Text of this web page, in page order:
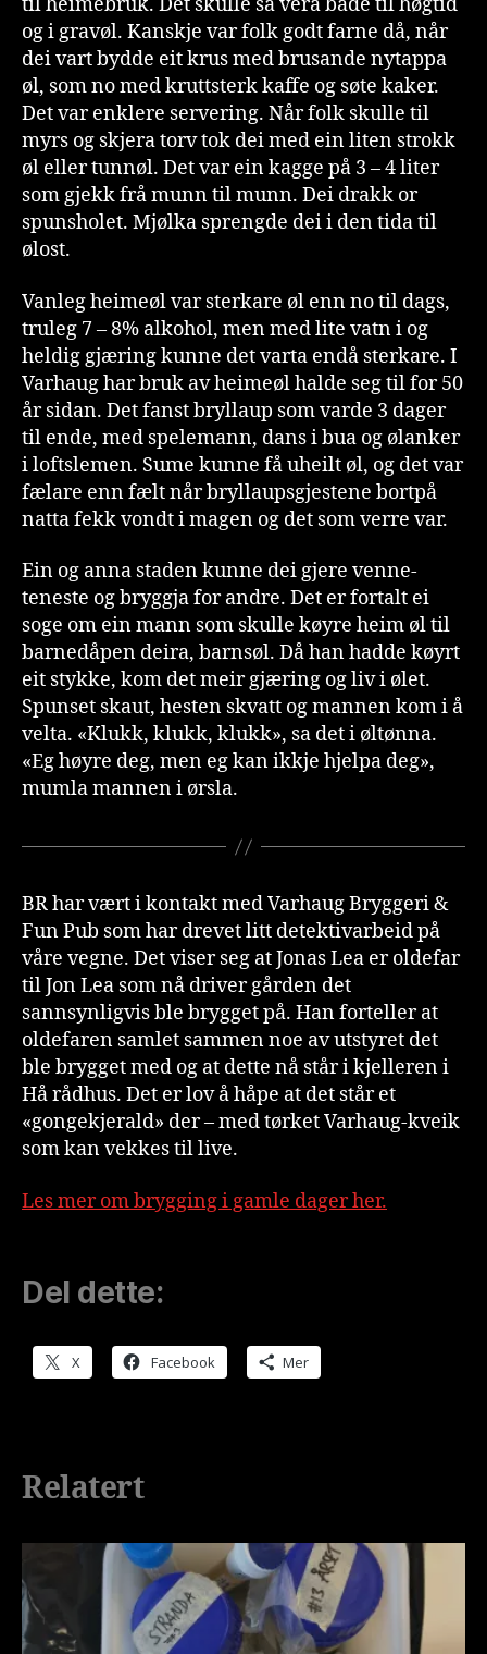
til heimebruk. Det skulle så vera både til høgtid
og i gravøl. Kanskje var folk godt farne då, når
dei vart bydde eit krus med brusande nytappa
øl, som no med kruttsterk kaffe og søte kaker.
Det var enklere servering. Når folk skulle til
myrs og skjera torv tok dei med ein liten strokk
øl eller tunnøl. Det var ein kagge på 3 – 4 liter
som gjekk frå munn til munn. Dei drakk or
spunsholet. Mjølka sprengde dei i den tida til
ølost.
Vanleg heimeøl var sterkare øl enn no til dags,
truleg 7 – 8% alkohol, men med lite vatn i og
heldig gjæring kunne det varta endå sterkare. I
Varhaug har bruk av heimeøl halde seg til for 50
år sidan. Det fanst bryllaup som varde 3 dager
til ende, med spelemann, dans i bua og ølanker
i loftslemen. Sume kunne få uheilt øl, og det var
fælare enn fælt når bryllaupsgjestene bortpå
natta fekk vondt i magen og det som verre var.
Ein og anna staden kunne dei gjere venne-
teneste og bryggja for andre. Det er fortalt ei
soge om ein mann som skulle køyre heim øl til
barnedåpen deira, barnsøl. Då han hadde køyrt
eit stykke, kom det meir gjæring og liv i ølet.
Spunset skaut, hesten skvatt og mannen kom i å
velta. «Klukk, klukk, klukk», sa det i øltønna.
«Eg høyre deg, men eg kan ikkje hjelpa deg»,
mumla mannen i ørsla.
BR har vært i kontakt med Varhaug Bryggeri &
Fun Pub som har drevet litt detektivarbeid på
våre vegne. Det viser seg at Jonas Lea er oldefar
til Jon Lea som nå driver gården det
sannsynligvis ble brygget på. Han forteller at
oldefaren samlet sammen noe av utstyret det
ble brygget med og at dette nå står i kjelleren i
Hå rådhus. Det er lov å håpe at det står et
«gongekjerald» der – med tørket Varhaug-kveik
som kan vekkes til live.
Les mer om brygging i gamle dager her.
Del dette:
X Facebook Mer
Relatert